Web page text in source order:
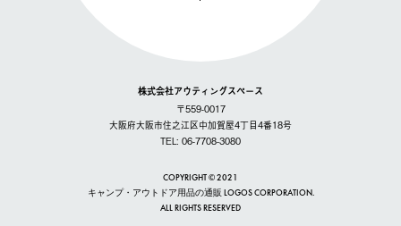
株式会社アウティングスペース
〒559-0017
大阪府大阪市住之江区中加賀屋4丁目4番18号
TEL: 06-7708-3080
COPYRIGHT © 2021
キャンプ・アウトドア用品の通販 LOGOS CORPORATION.
ALL RIGHTS RESERVED